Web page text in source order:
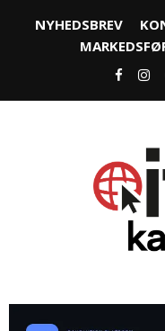
NYHEDSBREV